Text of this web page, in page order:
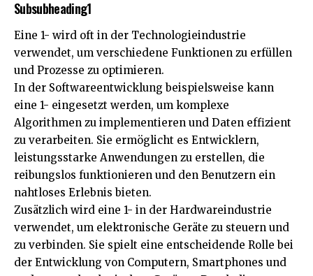
Subsubheading1
Eine 1- wird oft in der Technologieindustrie
verwendet, um verschiedene Funktionen zu erfüllen
und Prozesse zu optimieren.
In der Softwareentwicklung beispielsweise kann
eine 1- eingesetzt werden, um komplexe
Algorithmen zu implementieren und Daten effizient
zu verarbeiten. Sie ermöglicht es Entwicklern,
leistungsstarke Anwendungen zu erstellen, die
reibungslos funktionieren und den Benutzern ein
nahtloses Erlebnis bieten.
Zusätzlich wird eine 1- in der Hardwareindustrie
verwendet, um elektronische Geräte zu steuern und
zu verbinden. Sie spielt eine entscheidende Rolle bei
der Entwicklung von Computern, Smartphones und